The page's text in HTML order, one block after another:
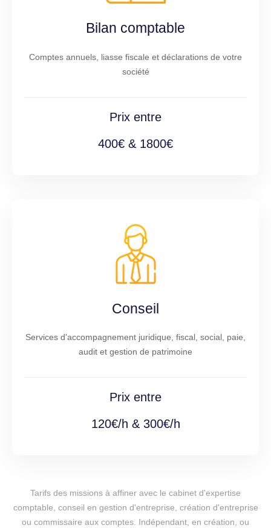
Bilan comptable
Comptes annuels, liasse fiscale et déclarations de votre
société
Prix entre
400€ & 1800€
Conseil
Services d'accompagnement juridique, fiscal, social, paie,
audit et gestion de patrimoine
Prix entre
120€/h & 300€/h
Tarifs des missions à affiner avec le cabinet d'expertise
comptable, conseil en gestion d'entreprise, création d'entreprise
ou commissaire aux comptes. Indépendant, en création, ou